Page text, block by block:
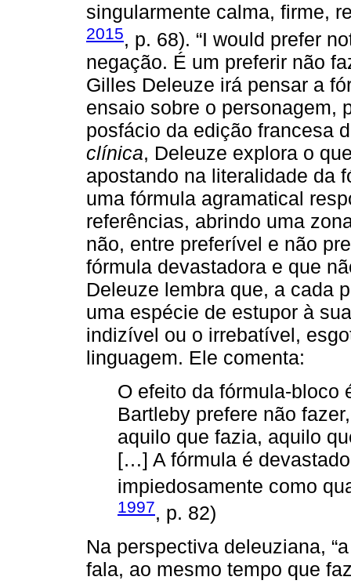
singularmente calma, firme,
2015, p. 68). “I would prefer
negação. É um preferir não
Gilles Deleuze irá pensar a
ensaio sobre o personagem,
posfácio da edição francesa
clínica, Deleuze explora o
apostando na literalidade da
uma fórmula agramatical
referências, abrindo uma
não, entre preferível e não
fórmula devastadora e que
Deleuze lembra que, a cada
uma espécie de estupor à
indizível ou o irrebatível,
linguagem. Ele comenta:
O efeito da fórmula-bloco
Bartleby prefere não
aquilo que fazia, aquilo
[…] A fórmula é
impiedosamente como
1997, p. 82)
Na perspectiva deleuziana,
fala, ao mesmo tempo que